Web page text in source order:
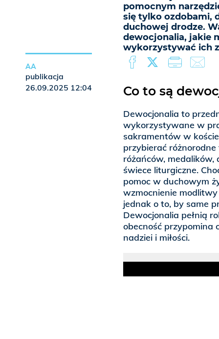
pomocnym
się tylko ozdobami,
duchowej drodze.
dewocjonalia, jakie
wykorzystywać ich
Co to są
Dewocjonalia to
wykorzystywane w
sakramentów w
przybierać
różańców,
świece liturgiczne.
pomoc w duchowym
wzmocnienie
jednak o to, by same
Dewocjonalia pełnią
obecność przypomina
nadziei i miłości.
AA
publikacja
26.09.2025 12:04